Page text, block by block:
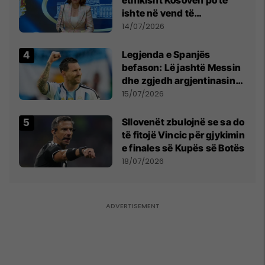
ishte në vend të
Millosheviqit, Lëvizja e
kërkon shkarkimin e
menjëhershëm të
Snezhana Paunoviq
14/07/2026
Legjenda e Spanjës
befason: Lë jashtë Messin
dhe zgjedh argjentinasin
më të mirë në botë
15/07/2026
Sllovenët zbulojnë se sa do
të fitojë Vincic për gjykimin
e finales së Kupës së Botës
18/07/2026